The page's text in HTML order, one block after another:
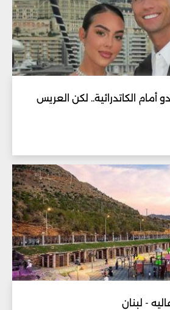
أمام الكاتدرائية.. لكن العريس
- لبنان